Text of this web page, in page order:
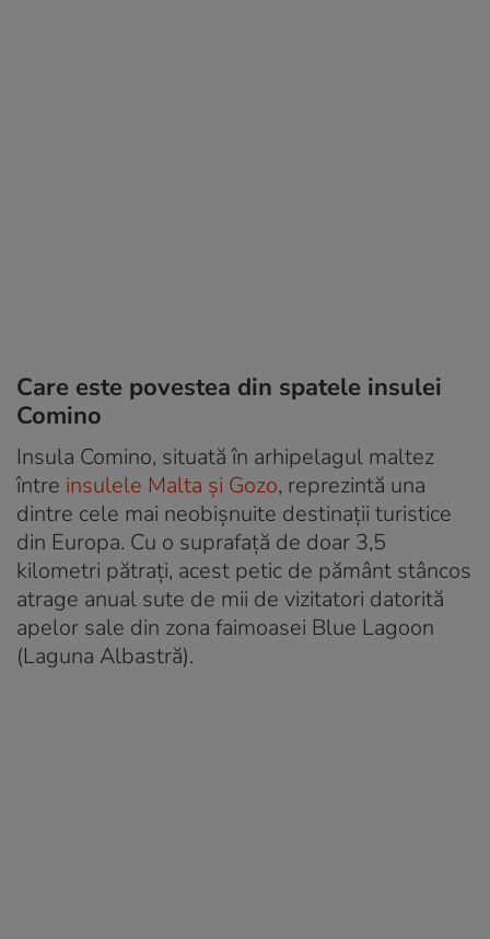
Care este povestea din spatele insulei
Comino
Insula Comino, situată în arhipelagul maltez
între insulele Malta și Gozo, reprezintă una
dintre cele mai neobișnuite destinații turistice
din Europa. Cu o suprafață de doar 3,5
kilometri pătrați, acest petic de pământ stâncos
atrage anual sute de mii de vizitatori datorită
apelor sale din zona faimoasei Blue Lagoon
(Laguna Albastră).